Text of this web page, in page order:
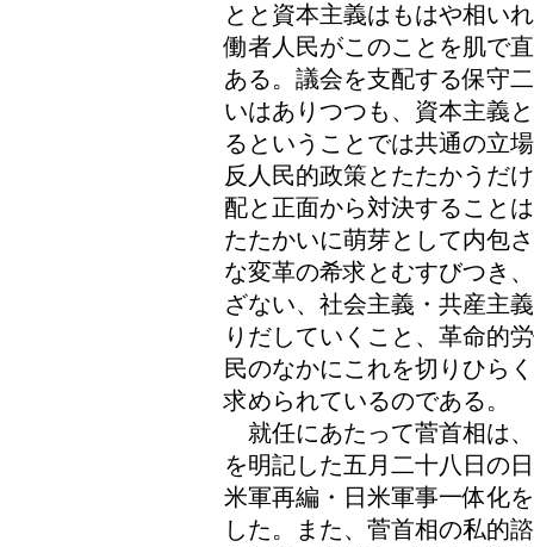
とと資本主義はもはや相い
働者人民がこのことを肌で
ある。議会を支配する保守
いはありつつも、資本主義
るということでは共通の立
反人民的政策とたたかうだ
配と正面から対決すること
たたかいに萌芽として内包
な変革の希求とむすびつき
ざない、社会主義・共産主
りだしていくこと、革命的
民のなかにこれを切りひら
求められているのである。
就任にあたって菅首相は
を明記した五月二十八日の
米軍再編・日米軍事一体化
した。また、菅首相の私的